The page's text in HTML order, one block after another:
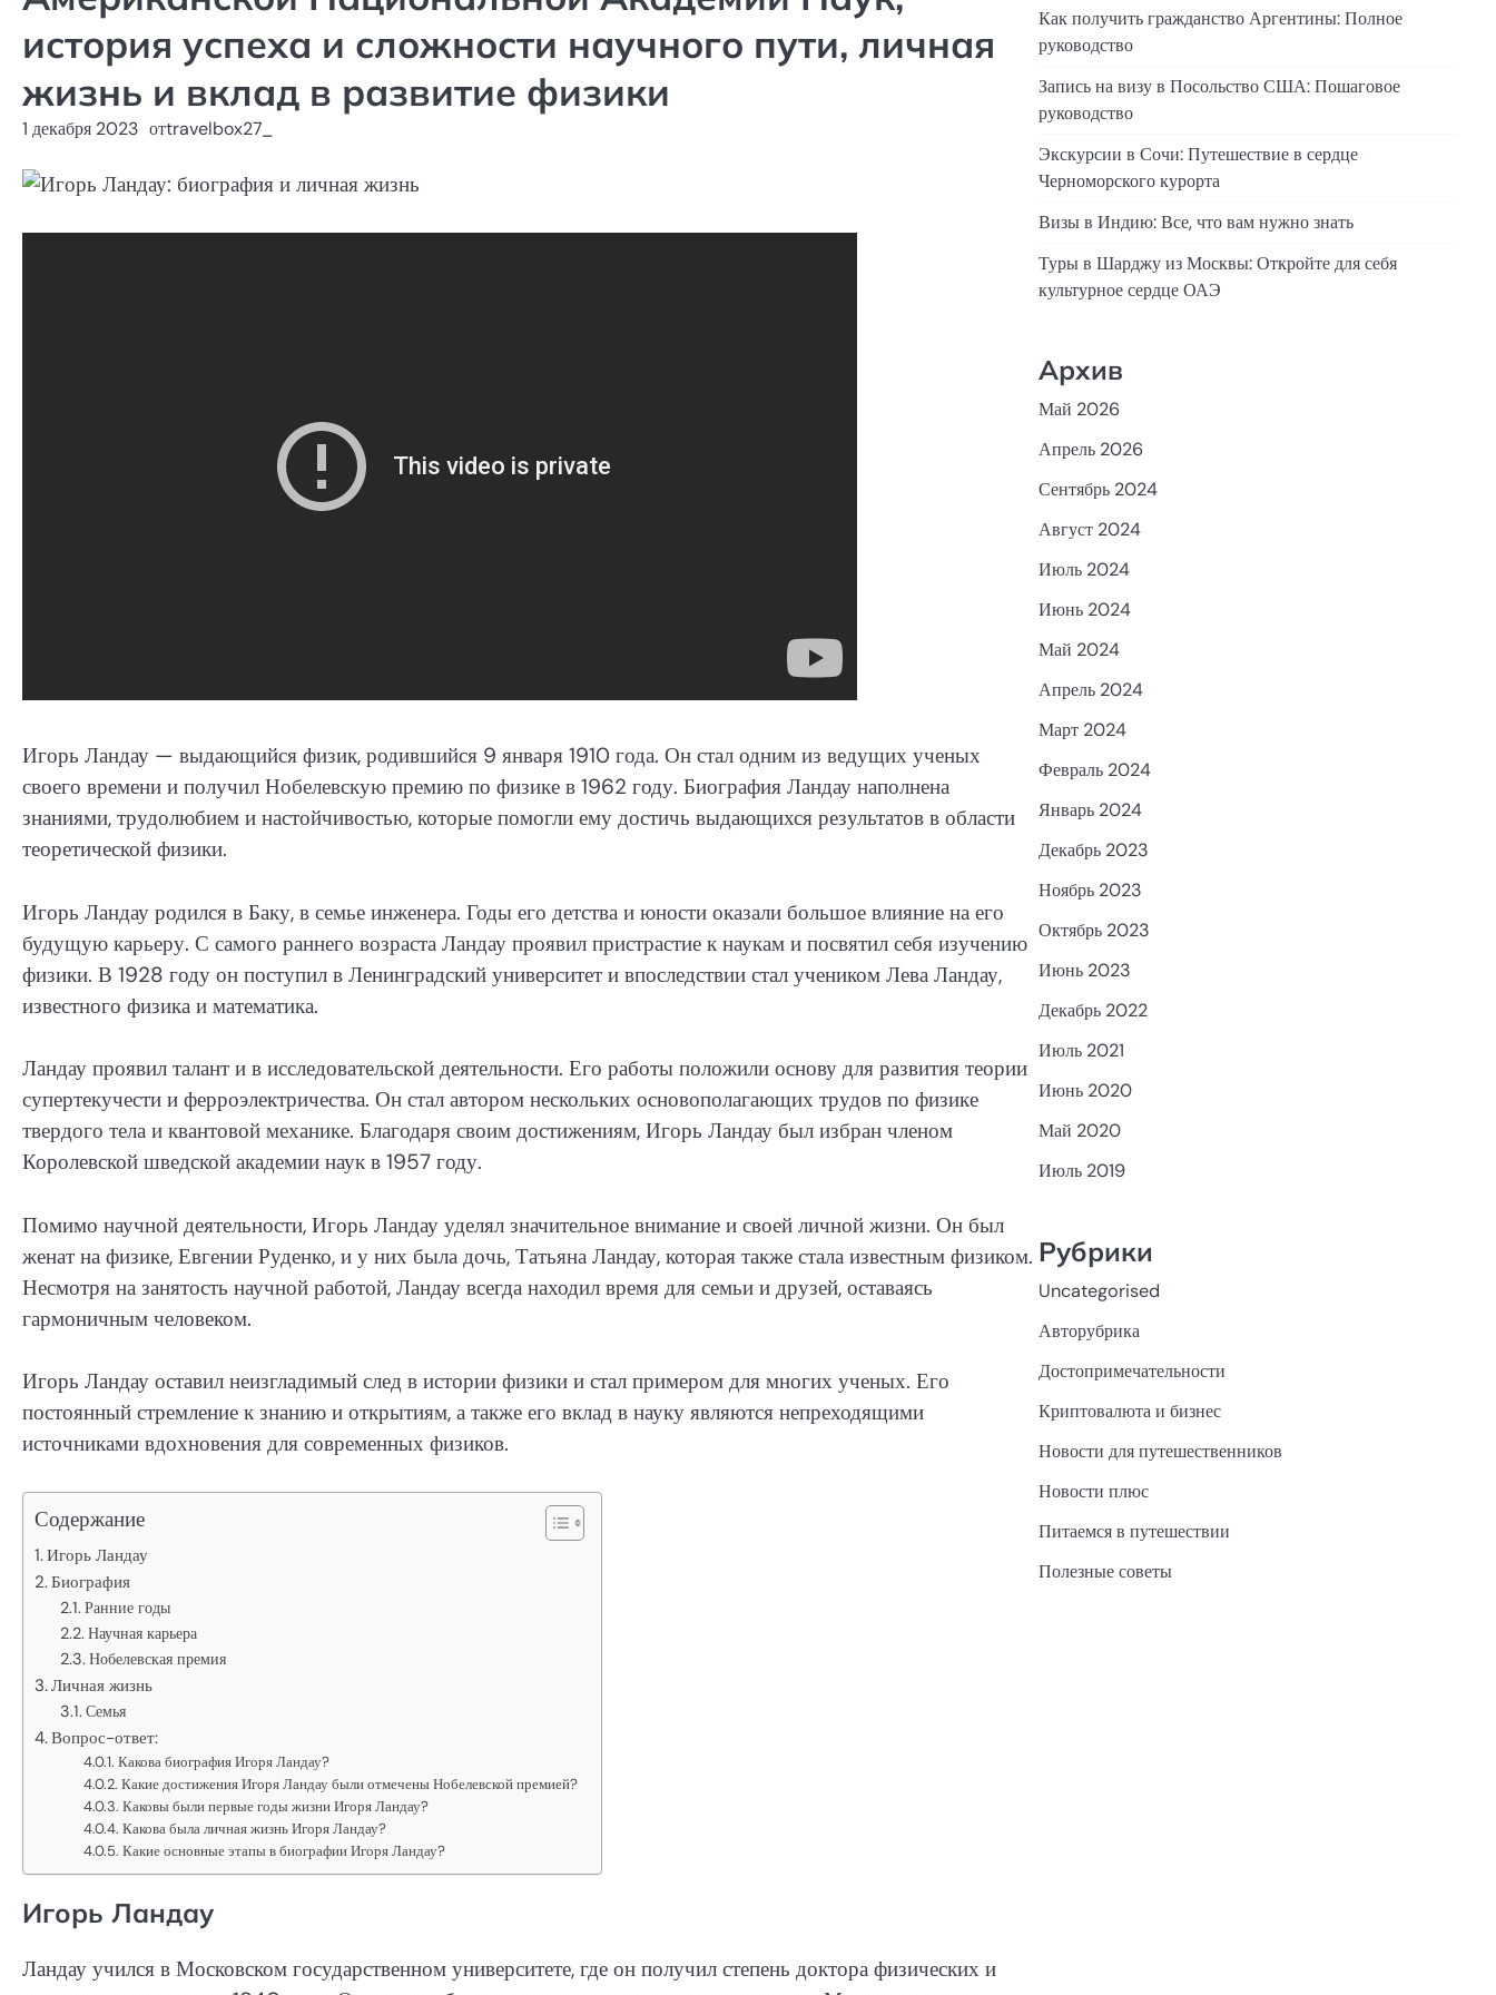
история успеха и сложности научного пути, личная
жизнь и вклад в развитие физики
1 декабря 2023 отtravelbox27_
Игорь Ландау — выдающийся физик, родившийся 9 января 1910 года. Он стал одним из ведущих ученых
своего времени и получил Нобелевскую премию по физике в 1962 году. Биография Ландау наполнена
знаниями, трудолюбием и настойчивостью, которые помогли ему достичь выдающихся результатов в области
теоретической физики.
Игорь Ландау родился в Баку, в семье инженера. Годы его детства и юности оказали большое влияние на его
будущую карьеру. С самого раннего возраста Ландау проявил пристрастие к наукам и посвятил себя изучению
физики. В 1928 году он поступил в Ленинградский университет и впоследствии стал учеником Лева Ландау,
известного физика и математика.
Ландау проявил талант и в исследовательской деятельности. Его работы положили основу для развития теории
супертекучести и ферроэлектричества. Он стал автором нескольких основополагающих трудов по физике
твердого тела и квантовой механике. Благодаря своим достижениям, Игорь Ландау был избран членом
Королевской шведской академии наук в 1957 году.
Помимо научной деятельности, Игорь Ландау уделял значительное внимание и своей личной жизни. Он был
женат на физике, Евгении Руденко, и у них была дочь, Татьяна Ландау, которая также стала известным физиком.
Несмотря на занятость научной работой, Ландау всегда находил время для семьи и друзей, оставаясь
гармоничным человеком.
Игорь Ландау оставил неизгладимый след в истории физики и стал примером для многих ученых. Его
постоянный стремление к знанию и открытиям, а также его вклад в науку являются непреходящими
источниками вдохновения для современных физиков.
Содержание
Игорь Ландау
Биография
Ранние годы
Научная карьера
Нобелевская премия
Личная жизнь
Семья
Вопрос-ответ:
Какова биография Игоря Ландау?
Какие достижения Игоря Ландау были отмечены Нобелевской премией?
Каковы были первые годы жизни Игоря Ландау?
Какова была личная жизнь Игоря Ландау?
Какие основные этапы в биографии Игоря Ландау?
Игорь Ландау
Ландау учился в Московском государственном университете, где он получил степень доктора физических и
Как получить гражданство Аргентины: Полное
руководство
Запись на визу в Посольство США: Пошаговое
руководство
Экскурсии в Сочи: Путешествие в сердце
Черноморского курорта
Визы в Индию: Все, что вам нужно знать
Туры в Шарджу из Москвы: Откройте для себя
культурное сердце ОАЭ
Архив
Май 2026
Апрель 2026
Сентябрь 2024
Август 2024
Июль 2024
Июнь 2024
Май 2024
Апрель 2024
Март 2024
Февраль 2024
Январь 2024
Декабрь 2023
Ноябрь 2023
Октябрь 2023
Июнь 2023
Декабрь 2022
Июль 2021
Июнь 2020
Май 2020
Июль 2019
Рубрики
Uncategorised
Авторубрика
Достопримечательности
Криптовалюта и бизнес
Новости для путешественников
Новости плюс
Питаемся в путешествии
Полезные советы